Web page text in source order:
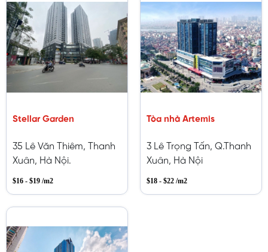
Stellar Garden
35 Lê Văn Thiêm, Thanh
Xuân, Hà Nội.
$16 - $19 /m2
Tòa nhà Artemis
3 Lê Trọng Tấn, Q.Thanh
Xuân, Hà Nội
$18 - $22 /m2